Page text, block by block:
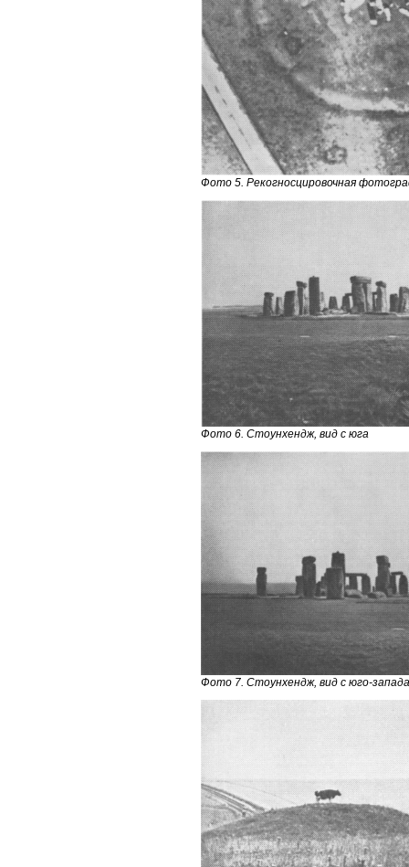
Фото 5. Рекогносцировочная
Фото 6. Стоунхендж, вид с юга
Фото 7. Стоунхендж, вид с юго-запада